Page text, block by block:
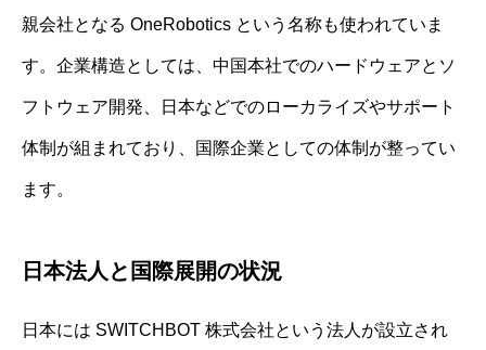
親会社となる OneRobotics という名称も使われていま
す。企業構造としては、中国本社でのハードウェアとソ
フトウェア開発、日本などでのローカライズやサポート
体制が組まれており、国際企業としての体制が整ってい
ます。
日本法人と国際展開の状況
日本には SWITCHBOT 株式会社という法人が設立され